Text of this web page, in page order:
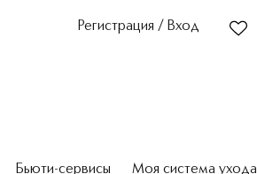
Регистрация / Вход
Бьюти-сервисы Моя система ухода